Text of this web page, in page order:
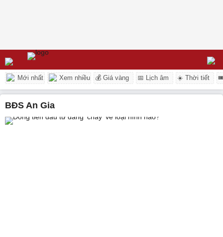
Mới nhất Xem nhiều 💰 Giá vàng 📅 Lịch âm ☀️ Thời tiết
BĐS An Gia